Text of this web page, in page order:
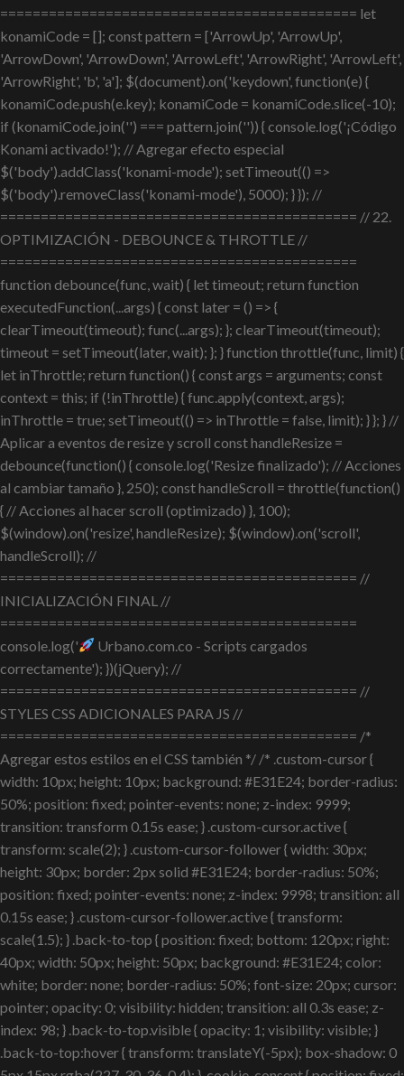
============================================ let
konamiCode = []; const pattern = ['ArrowUp', 'ArrowUp',
'ArrowDown', 'ArrowDown', 'ArrowLeft', 'ArrowRight', 'ArrowLeft',
'ArrowRight', 'b', 'a']; $(document).on('keydown', function(e) {
konamiCode.push(e.key); konamiCode = konamiCode.slice(-10);
if (konamiCode.join('') === pattern.join('')) { console.log('¡Código
Konami activado!'); // Agregar efecto especial
$('body').addClass('konami-mode'); setTimeout(() =>
$('body').removeClass('konami-mode'), 5000); } }); //
============================================ // 22.
OPTIMIZACIÓN - DEBOUNCE & THROTTLE //
============================================
function debounce(func, wait) { let timeout; return function
executedFunction(...args) { const later = () => {
clearTimeout(timeout); func(...args); }; clearTimeout(timeout);
timeout = setTimeout(later, wait); }; } function throttle(func, limit) {
let inThrottle; return function() { const args = arguments; const
context = this; if (!inThrottle) { func.apply(context, args);
inThrottle = true; setTimeout(() => inThrottle = false, limit); } }; } //
Aplicar a eventos de resize y scroll const handleResize =
debounce(function() { console.log('Resize finalizado'); // Acciones
al cambiar tamaño }, 250); const handleScroll = throttle(function()
{ // Acciones al hacer scroll (optimizado) }, 100);
$(window).on('resize', handleResize); $(window).on('scroll',
handleScroll); //
============================================ //
INICIALIZACIÓN FINAL //
============================================
console.log('
Urbano.com.co - Scripts cargados
correctamente'); })(jQuery); //
============================================ //
STYLES CSS ADICIONALES PARA JS //
============================================ /*
Agregar estos estilos en el CSS también */ /* .custom-cursor {
width: 10px; height: 10px; background: #E31E24; border-radius:
50%; position: fixed; pointer-events: none; z-index: 9999;
transition: transform 0.15s ease; } .custom-cursor.active {
transform: scale(2); } .custom-cursor-follower { width: 30px;
height: 30px; border: 2px solid #E31E24; border-radius: 50%;
position: fixed; pointer-events: none; z-index: 9998; transition: all
0.15s ease; } .custom-cursor-follower.active { transform:
scale(1.5); } .back-to-top { position: fixed; bottom: 120px; right:
40px; width: 50px; height: 50px; background: #E31E24; color:
white; border: none; border-radius: 50%; font-size: 20px; cursor:
pointer; opacity: 0; visibility: hidden; transition: all 0.3s ease; z-
index: 98; } .back-to-top.visible { opacity: 1; visibility: visible; }
.back-to-top:hover { transform: translateY(-5px); box-shadow: 0